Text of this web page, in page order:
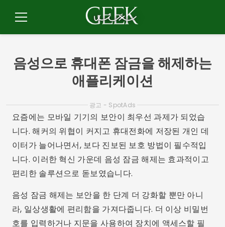
메
음성으로 휴대폰 잠금을 해제하는
애플리케이션
광고 - SpotAds
요즘에는 모바일 기기의 보안이 최우선 과제가 되었습
니다. 해커의 위협이 커지고 휴대전화에 저장된 개인 데
이터가 늘어나면서, 보다 진보된 보호 방법이 필수적입
니다. 이러한 혁신 가운데 음성 잠금 해제는 효과적이고
편리한 솔루션으로 돋보였습니다.
음성 잠금 해제는 보안을 한 단계 더 강화할 뿐만 아니
라, 일상생활에 편리함을 가져다줍니다. 더 이상 비밀번
호를 입력하거나 지문을 사용하여 장치에 액세스할 필